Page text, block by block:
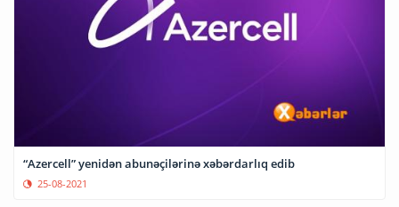
“Azercell” yenidən abunəçilərinə xəbərdarlıq edib
25-08-2021